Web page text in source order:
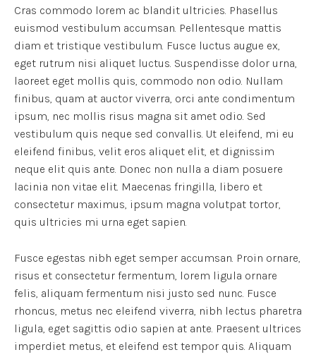
Cras commodo lorem ac blandit ultricies. Phasellus
euismod vestibulum accumsan. Pellentesque mattis
diam et tristique vestibulum. Fusce luctus augue ex,
eget rutrum nisi aliquet luctus. Suspendisse dolor urna,
laoreet eget mollis quis, commodo non odio. Nullam
finibus, quam at auctor viverra, orci ante condimentum
ipsum, nec mollis risus magna sit amet odio. Sed
vestibulum quis neque sed convallis. Ut eleifend, mi eu
eleifend finibus, velit eros aliquet elit, et dignissim
neque elit quis ante. Donec non nulla a diam posuere
lacinia non vitae elit. Maecenas fringilla, libero et
consectetur maximus, ipsum magna volutpat tortor,
quis ultricies mi urna eget sapien.
Fusce egestas nibh eget semper accumsan. Proin ornare,
risus et consectetur fermentum, lorem ligula ornare
felis, aliquam fermentum nisi justo sed nunc. Fusce
rhoncus, metus nec eleifend viverra, nibh lectus pharetra
ligula, eget sagittis odio sapien at ante. Praesent ultrices
imperdiet metus, et eleifend est tempor quis. Aliquam